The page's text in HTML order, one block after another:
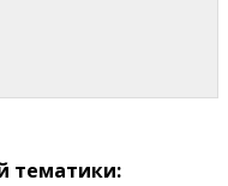
тематики: